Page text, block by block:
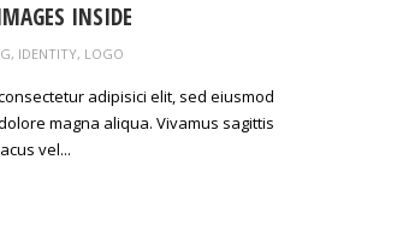
INSIDE
, IDENTITY, LOGO
adipisici elit, sed eiusmod
magna aliqua. Vivamus sagittis
vel...